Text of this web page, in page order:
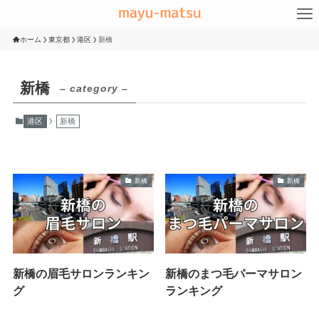
ホーム 東京都 港区 新橋
新橋 – category –
港区 新橋
新橋
新橋の眉毛サロンランキン
グ
新橋
新橋のまつ毛パーマサロン
ランキング